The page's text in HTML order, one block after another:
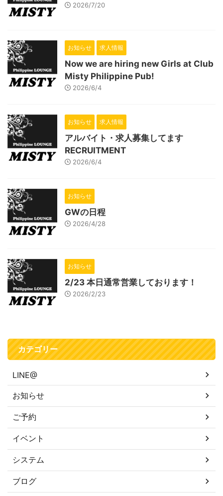
2026/7/20
お知らせ 求人情報
Now we are hiring new Girls at Club
Misty Philippine Pub!
2026/6/4
お知らせ 求人情報
アルバイト・求人募集してます
RECRUITMENT
2026/6/4
お知らせ
GWの日程
2026/4/28
お知らせ
2/23 本日通常営業しております！
2026/2/23
カテゴリー
LINE@
お知らせ
ご予約
イベント
システム
ブログ